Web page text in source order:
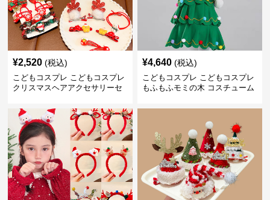
¥2,520 (税込)
こどもコスプレ こどもコスプレ
クリスマスヘアアクセサリーセ
¥4,640 (税込)
こどもコスプレ こどもコスプレ
もふもふモミの木 コスチューム